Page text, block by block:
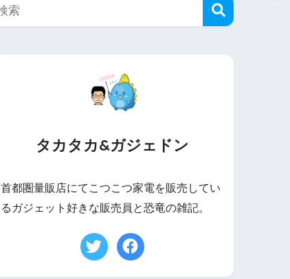
タカタカ&ガジェドン
首都圏量販店にてこつこつ家電を販売してい
るガジェット好きな販売員と恐竜の雑記。